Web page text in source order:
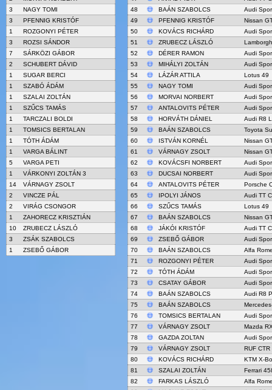
3
NAGY TOMI
3
PFENNIG KRISTÓF
1
ROZGONYI PÉTER
3
ROZSI SÁNDOR
7
SÁRKÖZI GÁBOR
2
SCHUBERT DÁVID
1
SUGAR BERCI
1
SZABÓ ÁDÁM
1
SZALAI ZOLTÁN
1
SZŰCS TAMÁS
1
TARCZALI BOLDI
1
TOMSICS BERTALAN
1
TÓTH ÁDÁM
1
VARGA BÁLINT
5
VARGA PETI
1
VÁRKONYI ZOLTÁN 3
14
VÁRNAGY ZSOLT
2
VINCZE PÁL
2
VIRÁG CSONGOR
1
ZAHORECZ KRISZTIÁN
10
ZRUBECZ LÁSZLÓ
3
ZSÁK SZABOLCS
1
ZSEBŐ GÁBOR
48
BAÁN SZABOLCS
Audi
49
PFENNIG KRISTÓF
Nissan
50
KOVÁCS RICHÁRD
Audi
51
ZRUBECZ LÁSZLÓ
52
DÉRER RAMON
Audi
53
MIHÁLYI ZOLTÁN
Audi
54
LÁZÁR ATTILA
Lotus 49
55
NAGY TOMI
Audi
56
MORVAI NORBERT
Audi
57
ANTALOVITS PÉTER
Audi
58
HORVÁTH DÁNIEL
Audi R8
59
BAÁN SZABOLCS
Toyota
60
ISTVÁN KORNÉL
Nissan
61
VÁRNAGY ZSOLT
Nissan
62
KOVÁCSFI NORBERT
Audi
63
DUCSAI NORBERT
Audi
64
ANTALOVITS PÉTER
Porsche
65
IPOLYI JÁNOS
Audi TT
66
SZŰCS TAMÁS
Lotus 49
67
BAÁN SZABOLCS
Nissan
68
JÁKÓI KRISTÓF
Audi TT
69
ZSEBŐ GÁBOR
Audi
70
BAÁN SZABOLCS
Alfa
71
ROZGONYI PÉTER
Audi
72
TÓTH ÁDÁM
Audi
73
CSATAY GÁBOR
Audi
74
BAÁN SZABOLCS
Audi R8
75
BAÁN SZABOLCS
76
TOMSICS BERTALAN
Audi
77
VÁRNAGY ZSOLT
Mazda
78
GAZDA ZOLTAN
Audi
79
VÁRNAGY ZSOLT
RUF CTR
80
KOVÁCS RICHÁRD
KTM X-
81
SZALAI ZOLTÁN
Ferrari
82
FARKAS LÁSZLÓ
Alfa